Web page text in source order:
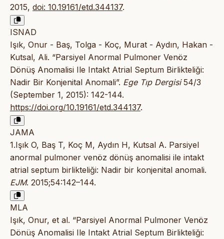
2015, doi: 10.19161/etd.344137.
ISNAD
Işık, Onur - Baş, Tolga - Koç, Murat - Aydın, Hakan -
Kutsal, Ali. “Parsiyel Anormal Pulmoner Venöz
Dönüş Anomalisi Ile Intakt Atrial Septum Birlikteliği:
Nadir Bir Konjenital Anomali”. Ege Tıp Dergisi54/3
(September 1, 2015): 142-144.
https://doi.org/10.19161/etd.344137.
JAMA
1.Işık O, Baş T, Koç M, Aydın H, Kutsal A. Parsiyel
anormal pulmoner venöz dönüş anomalisi ile intakt
atrial septum birlikteliği: Nadir bir konjenital anomali.
EJM. 2015;54:142–144.
MLA
Işık, Onur, et al. “Parsiyel Anormal Pulmoner Venöz
Dönüş Anomalisi Ile Intakt Atrial Septum Birlikteliği: